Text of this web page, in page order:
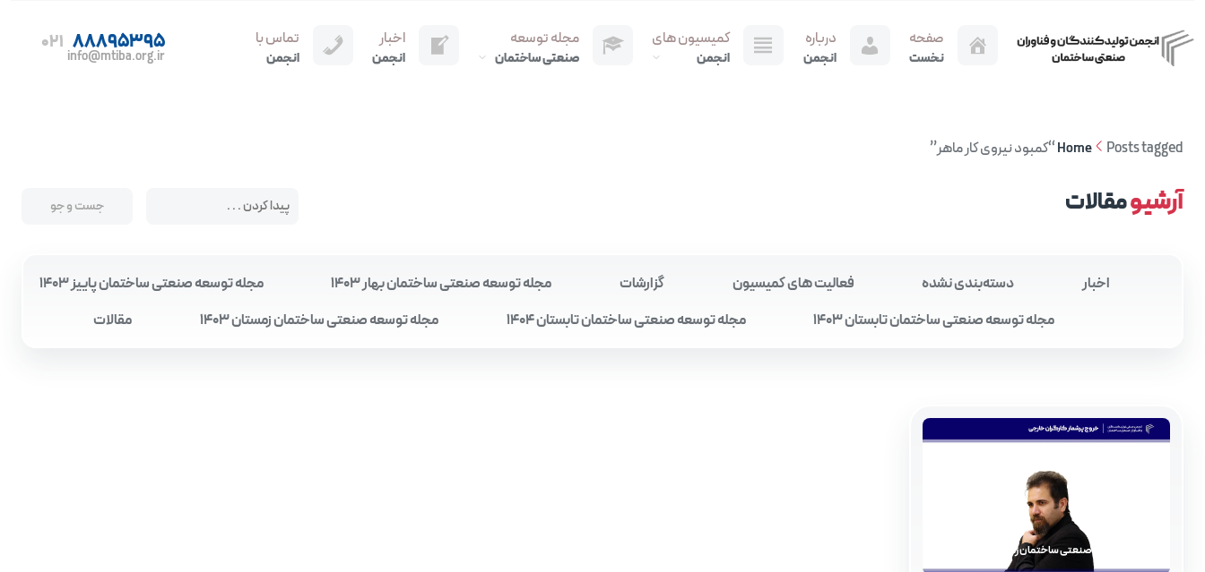
صفحه
نخست
درباره
انجمن
کمیسیون های
انجمن
مجله توسعه
صنعتی ساختمان
اخبار
انجمن
تماس با
انجمن
021 88895395
info@mtiba.org.ir
Home Posts tagged “کمبود نیروی کار ماهر”
آرشیومقالات
اخبار دسته‌بندی نشده فعالیت های کمیسیون گزارشات مجله توسعه صنعتی ساختمان بهار 1403
مجله توسعه صنعتی ساختمان پاییز 1403
مجله توسعه صنعتی ساختمان تابستان 1403
مجله توسعه صنعتی ساختمان تابستان 1404 مجله توسعه صنعتی ساختمان زمستان 1403 مقالات
مجله توسعه صنعتی ساختمان زمستان 1403